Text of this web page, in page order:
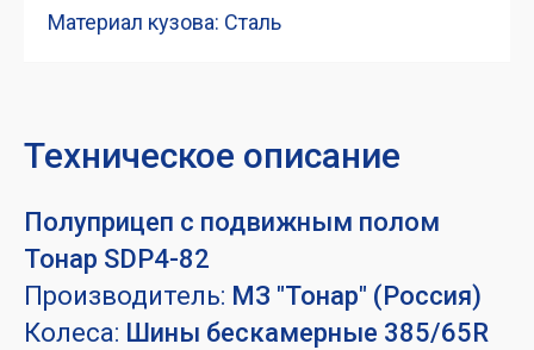
Материал кузова: Сталь
Техническое описание
Полуприцеп с подвижным полом
Тонар SDP4-82
Производитель: МЗ "Тонар" (Россия)
Колеса: Шины бескамерные 385/65R